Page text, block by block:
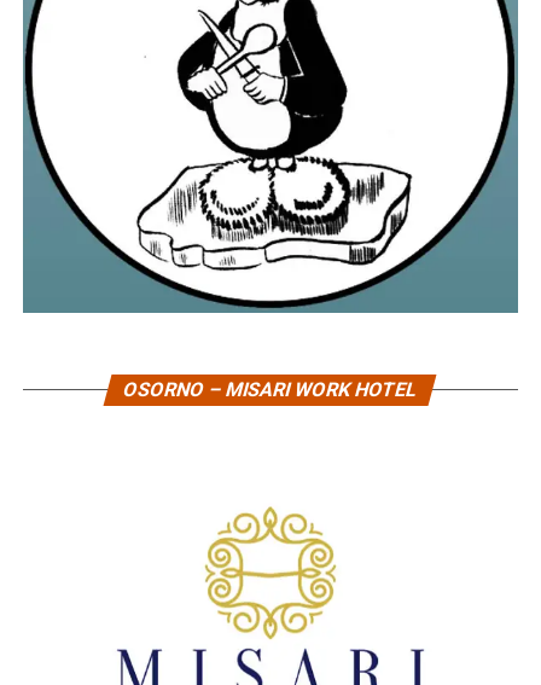
OSORNO – MISARI WORK HOTEL